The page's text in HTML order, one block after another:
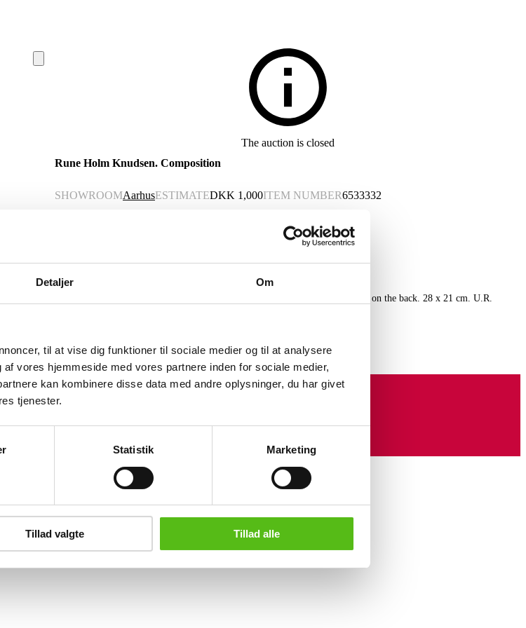
Detaljer Om
til at vise dig funktioner til sociale medier og til at analysere
vores hjemmeside med vores partnere inden for sociale medier,
kan kombinere disse data med andre oplysninger, du har givet
tjenester.
Statistik Marketing
Tillad valgte Tillad alle
The auction is closed
Rune Holm Knudsen. Composition
SHOWROOMAarhusESTIMATEDKK 1,000ITEM NUMBER6533332
Rune Holm Knudsen. Composition, monotype on paper, signed and dated 2025 on the back. 28 x 21 cm. U.R.
Similar lots